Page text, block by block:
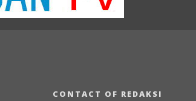
CONTACT OF REDAKSI